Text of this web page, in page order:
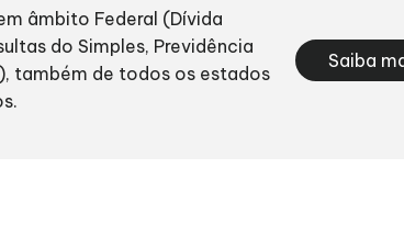
âmbito Federal (Dívida
do Simples, Previdência
também de todos os estados
Saiba